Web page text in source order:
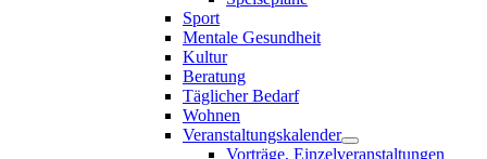
Sport
Mentale Gesundheit
Kultur
Beratung
Täglicher Bedarf
Wohnen
Veranstaltungskalender
Vorträge, Einzelveranstaltungen